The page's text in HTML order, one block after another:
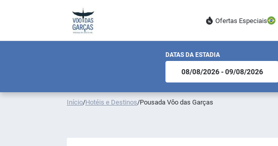
Ofertas Especiais
DATAS DA ESTADIA
Início/Hotéis e Destinos/Pousada Vôo das Garças